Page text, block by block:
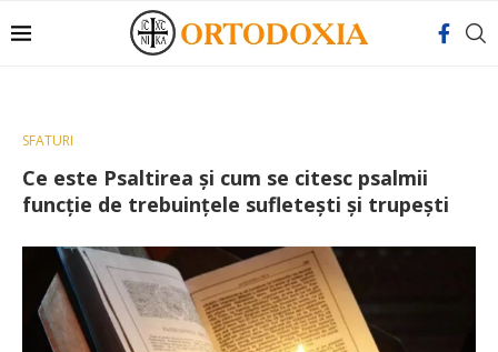
SFATURI
Ce este Psaltirea și cum se citesc psalmii
funcție de trebuințele sufletești și trupești